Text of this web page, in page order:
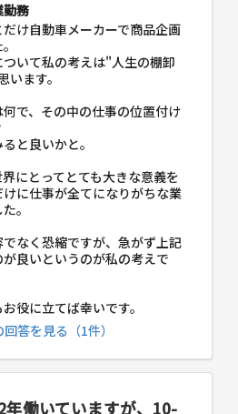
務
け自動車メーカーで商品企画
いて私の考えは"人生の棚卸
います。
何で、その中の仕事の位置付け
と良いかと。
にとってとても大きな意義を
に仕事が全てになりがちな業
。
なく恐縮ですが、急がず上記
良いというのが私の考えで
役に立てば幸いです。
答を見る（1件）
働いていますが、10-